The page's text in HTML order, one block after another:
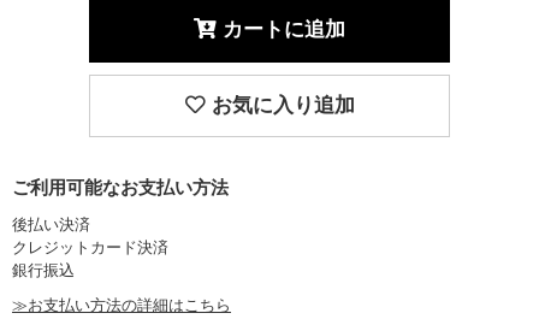
カートに追加
お気に入り追加
ご利用可能なお支払い方法
後払い決済
クレジットカード決済
銀行振込
≫お支払い方法の詳細はこちら